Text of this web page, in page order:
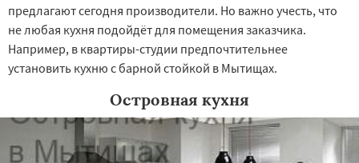
предлагают сегодня производители. Но важно учесть, что
не любая кухня подойдёт для помещения заказчика.
Например, в квартиры-студии предпочтительнее
установить кухню с барной стойкой в Мытищах.
Островная кухня